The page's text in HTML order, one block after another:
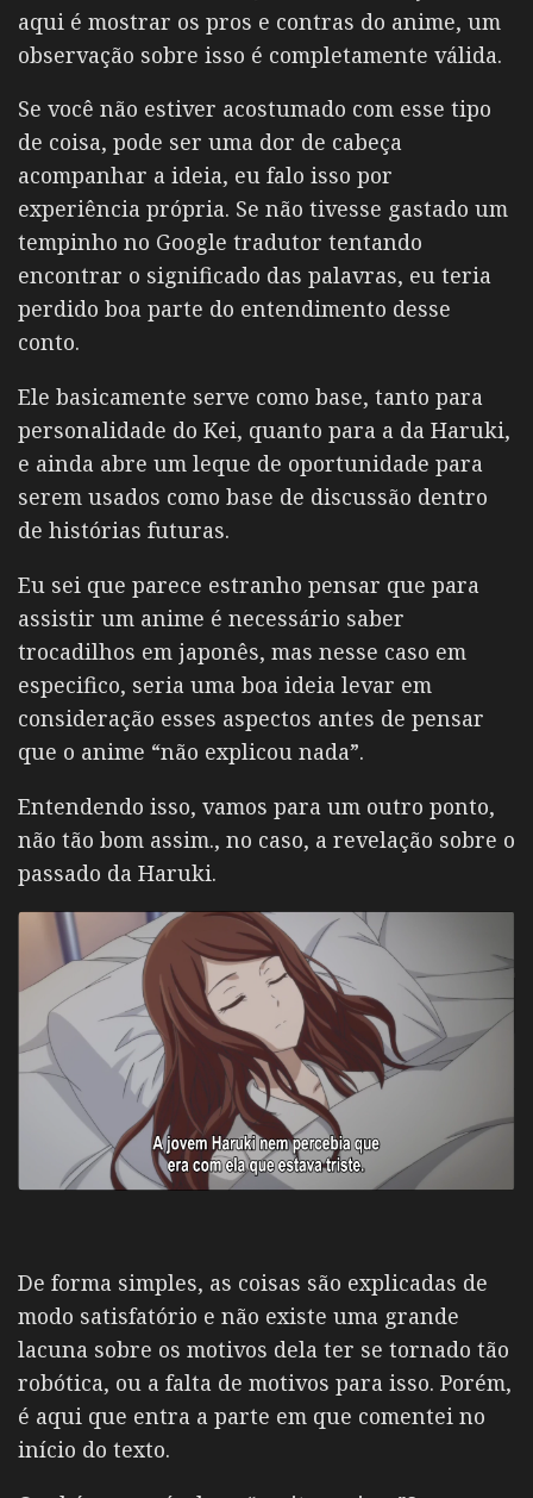
aqui é mostrar os pros e contras do anime, um
observação sobre isso é completamente válida.
Se você não estiver acostumado com esse tipo
de coisa, pode ser uma dor de cabeça
acompanhar a ideia, eu falo isso por
experiência própria. Se não tivesse gastado um
tempinho no Google tradutor tentando
encontrar o significado das palavras, eu teria
perdido boa parte do entendimento desse
conto.
Ele basicamente serve como base, tanto para
personalidade do Kei, quanto para a da Haruki,
e ainda abre um leque de oportunidade para
serem usados como base de discussão dentro
de histórias futuras.
Eu sei que parece estranho pensar que para
assistir um anime é necessário saber
trocadilhos em japonês, mas nesse caso em
especifico, seria uma boa ideia levar em
consideração esses aspectos antes de pensar
que o anime “não explicou nada”.
Entendendo isso, vamos para um outro ponto,
não tão bom assim., no caso, a revelação sobre o
passado da Haruki.
De forma simples, as coisas são explicadas de
modo satisfatório e não existe uma grande
lacuna sobre os motivos dela ter se tornado tão
robótica, ou a falta de motivos para isso. Porém,
é aqui que entra a parte em que comentei no
início do texto.